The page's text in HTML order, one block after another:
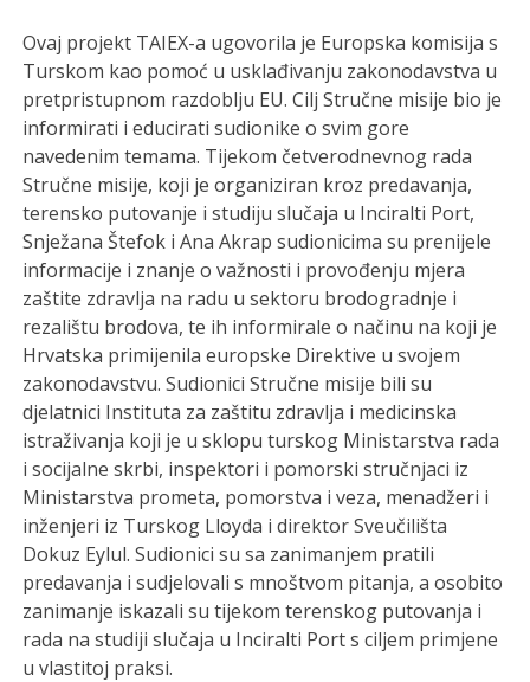
Ovaj projekt TAIEX-a ugovorila je Europska komisija s
Turskom kao pomoć u usklađivanju zakonodavstva u
pretpristupnom razdoblju EU. Cilj Stručne misije bio je
informirati i educirati sudionike o svim gore
navedenim temama. Tijekom četverodnevnog rada
Stručne misije, koji je organiziran kroz predavanja,
terensko putovanje i studiju slučaja u Inciralti Port,
Snježana Štefok i Ana Akrap sudionicima su prenijele
informacije i znanje o važnosti i provođenju mjera
zaštite zdravlja na radu u sektoru brodogradnje i
rezalištu brodova, te ih informirale o načinu na koji je
Hrvatska primijenila europske Direktive u svojem
zakonodavstvu. Sudionici Stručne misije bili su
djelatnici Instituta za zaštitu zdravlja i medicinska
istraživanja koji je u sklopu turskog Ministarstva rada
i socijalne skrbi, inspektori i pomorski stručnjaci iz
Ministarstva prometa, pomorstva i veza, menadžeri i
inženjeri iz Turskog Lloyda i direktor Sveučilišta
Dokuz Eylul. Sudionici su sa zanimanjem pratili
predavanja i sudjelovali s mnoštvom pitanja, a osobito
zanimanje iskazali su tijekom terenskog putovanja i
rada na studiji slučaja u Inciralti Port s ciljem primjene
u vlastitoj praksi.